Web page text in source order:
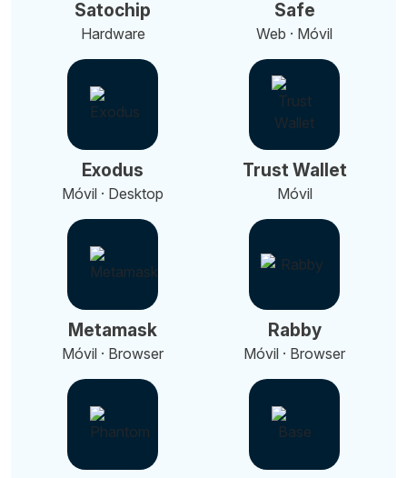
Satochip
Hardware
Safe
Web · Móvil
Exodus
Móvil · Desktop
Trust Wallet
Móvil
Metamask
Móvil · Browser
Rabby
Móvil · Browser